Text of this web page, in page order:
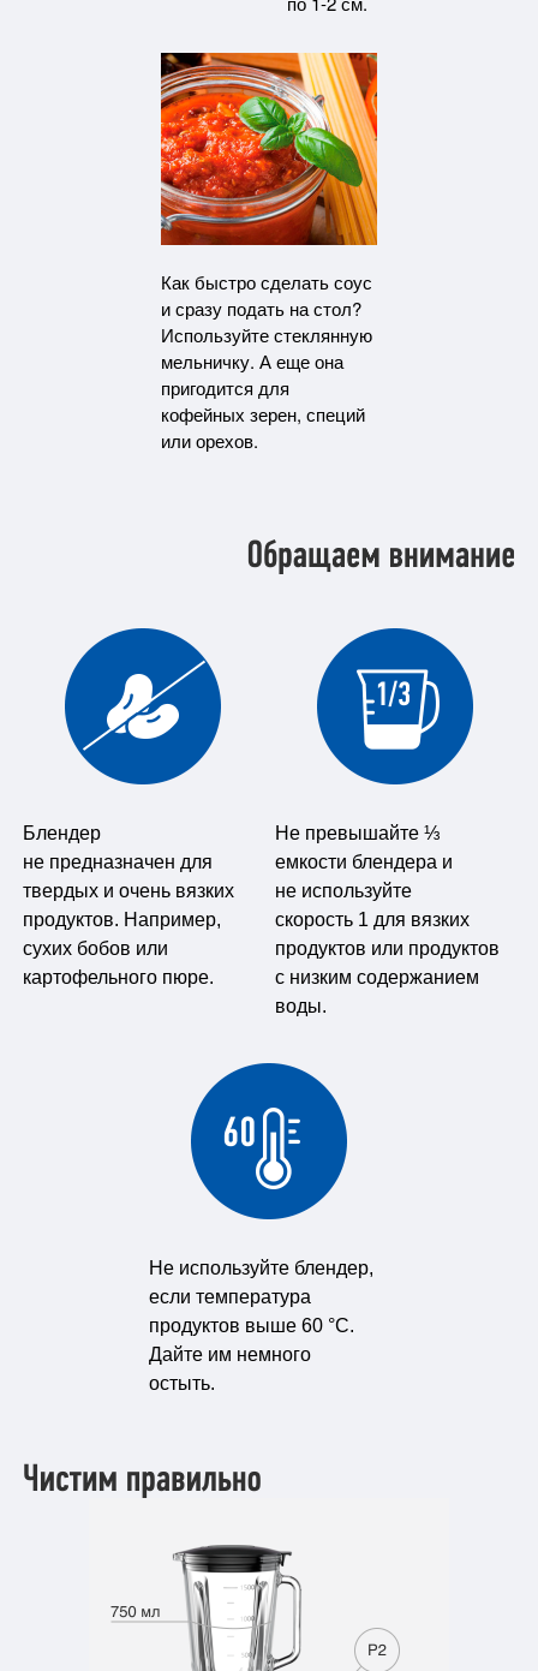
Как быстро сделать соус
и сразу подать на стол?
Используйте стеклянную
мельничку. А еще она
пригодится для
кофейных зерен, специй
или орехов.
Блендер
не предназначен для
твердых и очень вязких
продуктов. Например,
сухих бобов или
картофельного пюре.
Не превышайте ⅓
емкости блендера и
не используйте
скорость 1 для вязких
продуктов или продуктов
с низким содержанием
воды.
Не используйте блендер,
если температура
продуктов выше 60 °C.
Дайте им немного
остыть.